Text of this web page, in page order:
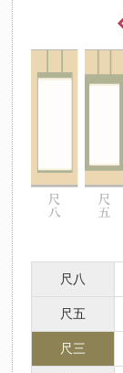
尺八
尺五
尺三